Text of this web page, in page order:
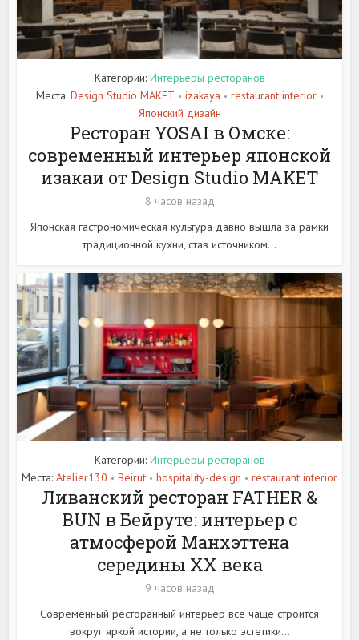
Категории: Интерьеры ресторанов
Места: Design Studio MAKET • izakaya • restaurant interior •
Японский дизайн
Ресторан YOSAI в Омске:
современный интерьер японской
изакаи от Design Studio MAKET
8 часов назад
Японская гастрономическая культура давно вышла за рамки
традиционной кухни, став источником...
Категории: Интерьеры ресторанов
Места: Atelier130 • Beirut • hospitality-design • restaurant interior
Ливанский ресторан FATHER &
BUN в Бейруте: интерьер с
атмосферой Манхэттена
середины XX века
9 часов назад
Современный ресторанный интерьер все чаще строится
вокруг яркой истории, а не только эстетики...